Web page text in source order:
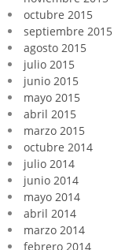
octubre 2015
septiembre 2015
agosto 2015
julio 2015
junio 2015
mayo 2015
abril 2015
marzo 2015
octubre 2014
julio 2014
junio 2014
mayo 2014
abril 2014
marzo 2014
febrero 2014